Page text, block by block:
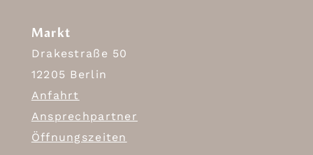
Markt
Drakestraße 50
12205 Berlin
Anfahrt
Ansprechpartner
Öffnungszeiten